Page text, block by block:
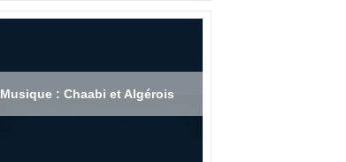
Musique : Chaabi et Algérois